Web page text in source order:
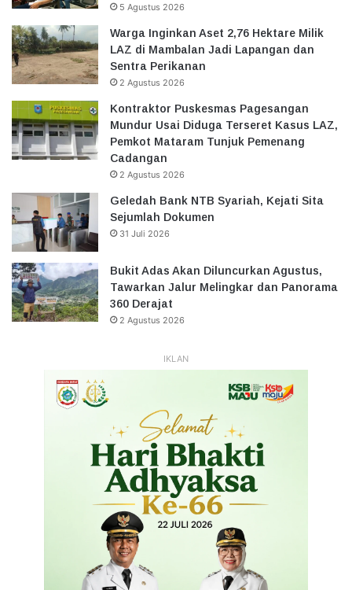
5 Agustus 2026
Warga Inginkan Aset 2,76 Hektare Milik
LAZ di Mambalan Jadi Lapangan dan
Sentra Perikanan
2 Agustus 2026
Kontraktor Puskesmas Pagesangan
Mundur Usai Diduga Terseret Kasus LAZ,
Pemkot Mataram Tunjuk Pemenang
Cadangan
2 Agustus 2026
Geledah Bank NTB Syariah, Kejati Sita
Sejumlah Dokumen
31 Juli 2026
Bukit Adas Akan Diluncurkan Agustus,
Tawarkan Jalur Melingkar dan Panorama
360 Derajat
2 Agustus 2026
IKLAN